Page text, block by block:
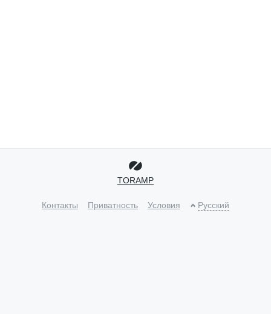
TORAMP
Контакты Приватность Условия Русский